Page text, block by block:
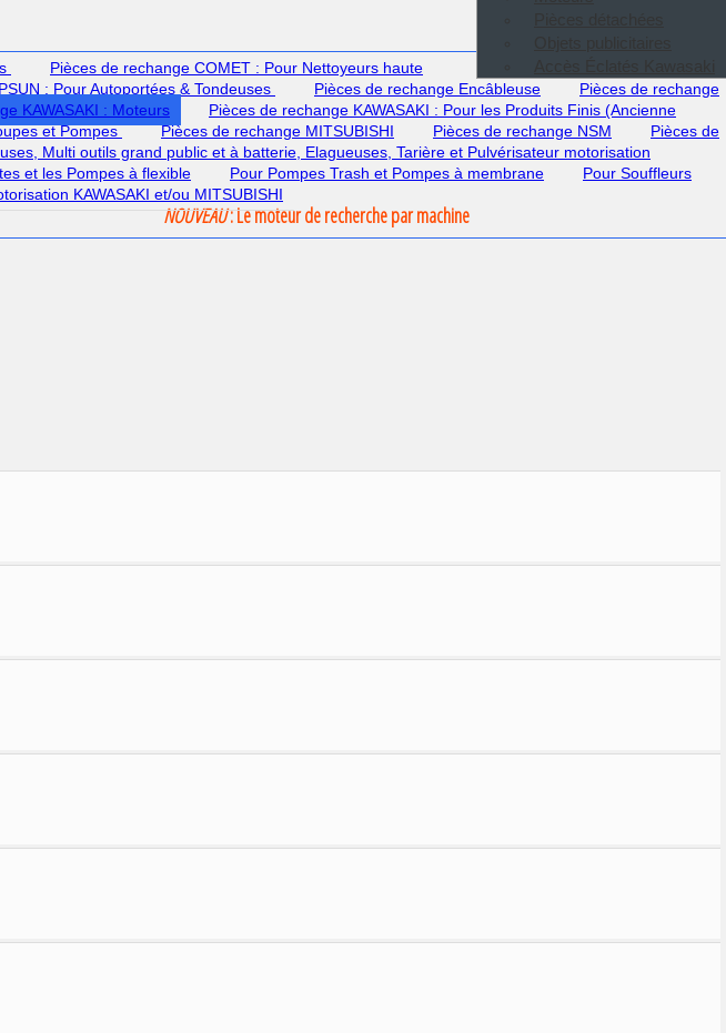
Pièces de rechange COMET : Pour Nettoyeurs haute
: Pour Autoportées & Tondeuses Pièces de rechange Encâbleuse
Pièces de rechange
KAWASAKI : Moteurs
Pièces de rechange KAWASAKI : Pour les Produits Finis (Ancienne
et Pompes Pièces de rechange MITSUBISHI Pièces de rechange NSM
Pièces de
Multi outils grand public et à batterie, Elagueuses, Tarière et Pulvérisateur motorisation
et les Pompes à flexible Pour Pompes Trash et Pompes à membrane
Pour Souffleurs
KAWASAKI et/ou MITSUBISHI
NOUVEAU: Le moteur de recherche par machine